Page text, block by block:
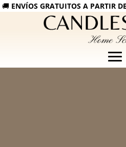
🚚 ENVÍOS GRATUITOS A PARTIR